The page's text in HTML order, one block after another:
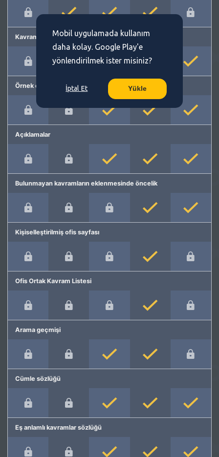
Kavram önerme
Örnek cümleler
Açıklamalar
Bulunmayan kavramların eklenmesinde öncelik
Kişiselleştirilmiş ofis sayfası
Ofis Ortak Kavram Listesi
Arama geçmişi
Cümle sözlüğü
Eş anlamlı kavramlar sözlüğü
Mobil uygulamada kullanım
daha kolay. Google Play'e
yönlendirilmek ister misiniz?
İptal Et Yükle